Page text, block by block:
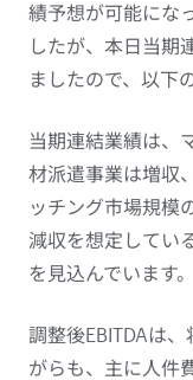
績予想が可能にな
したが、本日当期
ましたので、以下
当期連結業績は、
材派遣事業は増収
ッチング市場規模
減収を想定してい
を見込んでいます。
調整後EBITDAは
がらも、主に人件